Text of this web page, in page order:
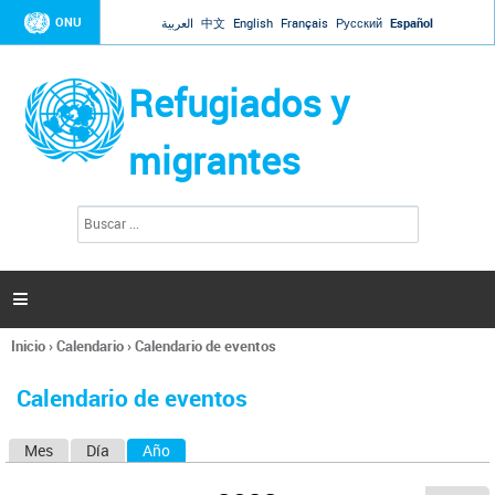
Jump to navigation
ONU العربية 中文 English Français Русский Español
Refugiados y
migrantes
l
s

Se
usted
Inicio›Calendario›Calendario de eventos
Calendario de eventos
Mes Día Año